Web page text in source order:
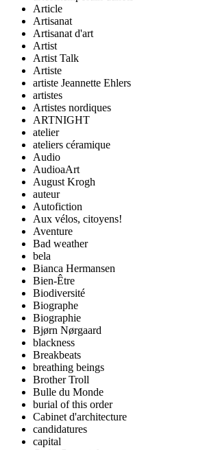
Article
Artisanat
Artisanat d'art
Artist
Artist Talk
Artiste
artiste Jeannette Ehlers
artistes
Artistes nordiques
ARTNIGHT
atelier
ateliers céramique
Audio
AudioaArt
August Krogh
auteur
Autofiction
Aux vélos, citoyens!
Aventure
Bad weather
bela
Bianca Hermansen
Bien-Être
Biodiversité
Biographe
Biographie
Bjørn Nørgaard
blackness
Breakbeats
breathing beings
Brother Troll
Bulle du Monde
burial of this order
Cabinet d'architecture
candidatures
capital